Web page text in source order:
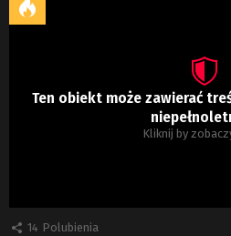
Ten obiekt może zawierać
Kliknij by
14 Polubienia